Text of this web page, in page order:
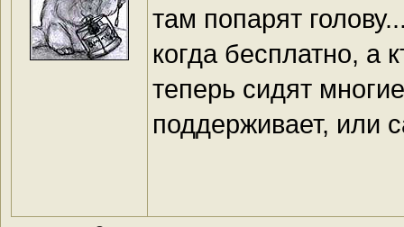
там попарят
когда бесплатно, а
теперь сидят
поддерживает, или